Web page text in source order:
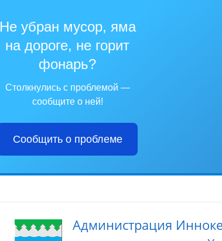
Не убран мусор, яма
на дороге, не горит
фонарь?
Столкнулись с проблемой —
сообщите о ней!
Сообщить о проблеме
Администрация